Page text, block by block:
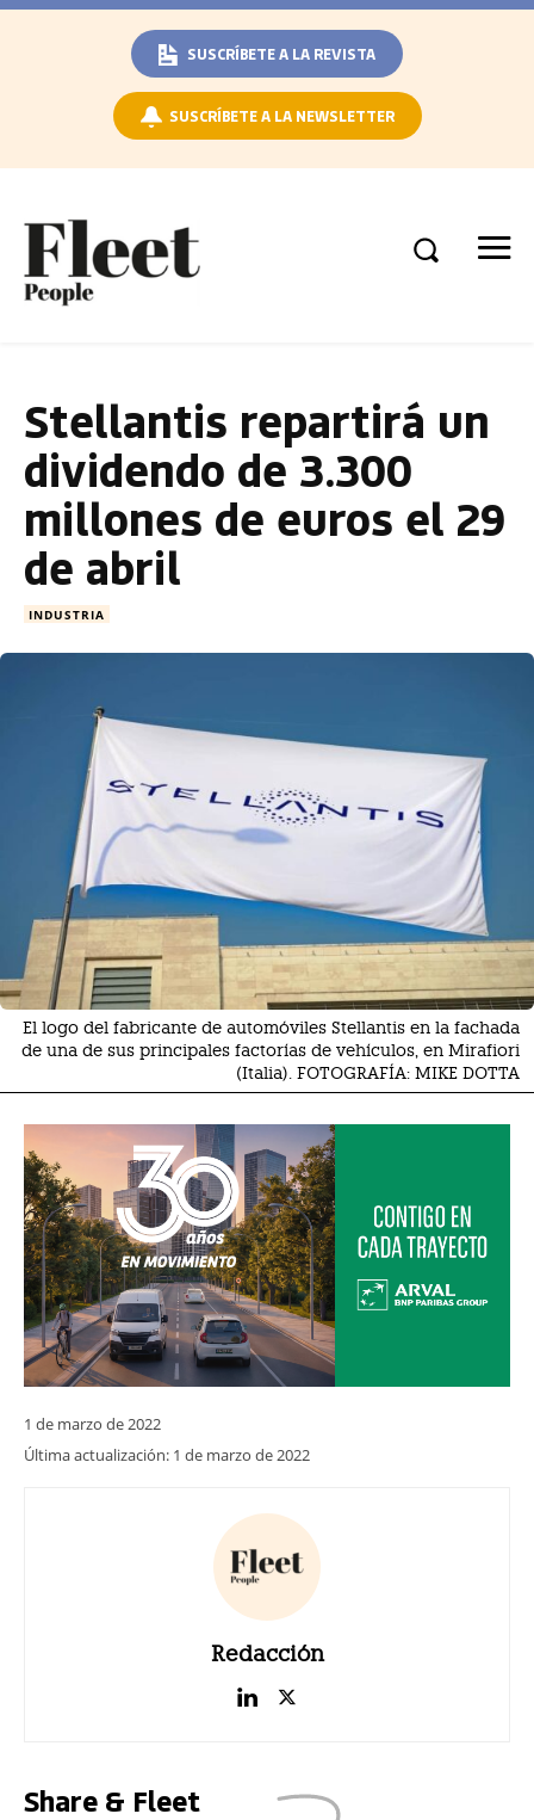
SUSCRÍBETE A LA REVISTA
SUSCRÍBETE A LA NEWSLETTER
Stellantis repartirá un
dividendo de 3.300
millones de euros el 29
de abril
INDUSTRIA
El logo del fabricante de automóviles Stellantis en la fachada
de una de sus principales factorías de vehículos, en Mirafiori
(Italia). FOTOGRAFÍA: MIKE DOTTA
1 de marzo de 2022
Última actualización: 1 de marzo de 2022
Redacción
Share & Fleet